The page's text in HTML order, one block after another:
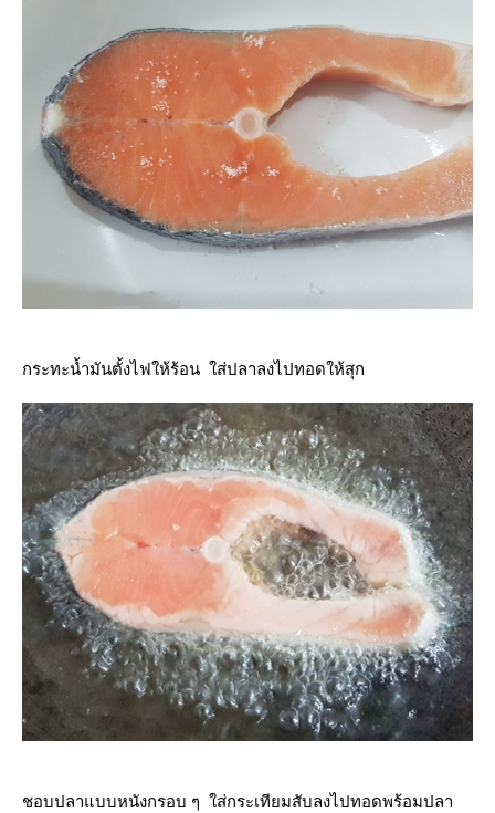
กระทะน้ำมันตั้งไฟให้ร้อน ใส่ปลาลงไปทอดให้สุก
ชอบปลาแบบหนังกรอบ ๆ ใส่กระเทียมสับลงไปทอดพร้อมปลา